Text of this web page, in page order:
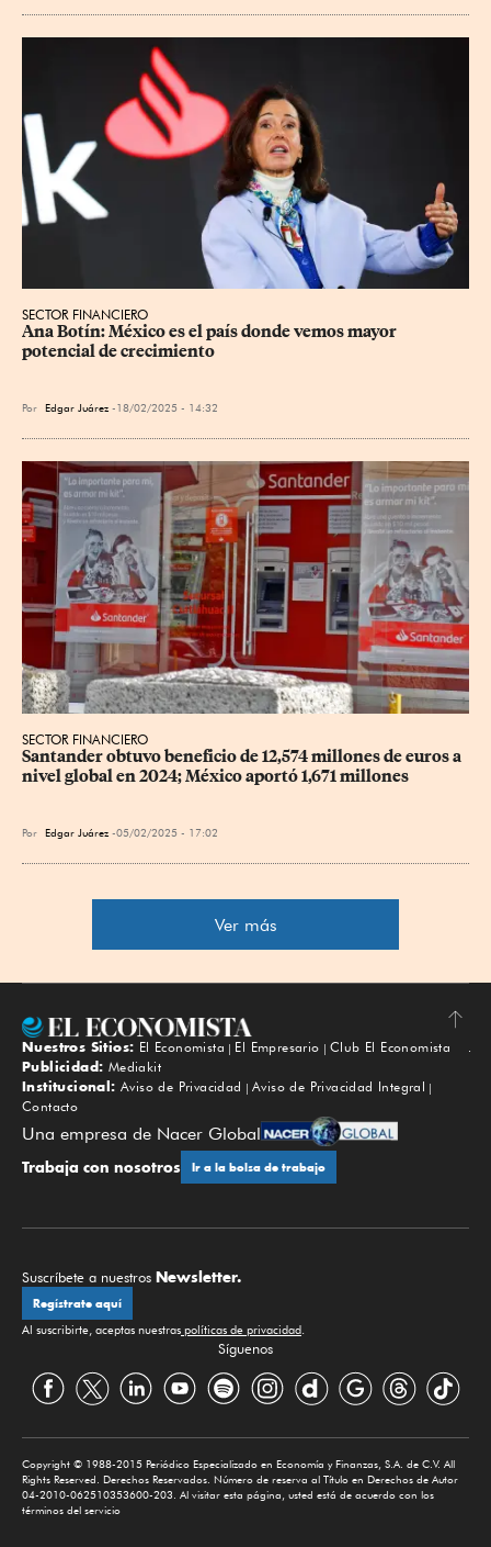
SECTOR FINANCIERO
Ana Botín: México es el país donde vemos mayor
potencial de crecimiento
Por Edgar Juárez 18/02/2025 - 14:32
SECTOR FINANCIERO
Santander obtuvo beneficio de 12,574 millones de euros a
nivel global en 2024; México aportó 1,671 millones
Por Edgar Juárez 05/02/2025 - 17:02
Ver más
Subir
Nuestros Sitios: El Economista El Empresario
Club El Economista
Publicidad: Mediakit
Institucional: Aviso de Privacidad
Aviso de Privacidad Integral
Contacto
Una empresa de Nacer Global
Trabaja con nosotros Ir a la bolsa de trabajo
Suscríbete a nuestros Newsletter.
Regístrate aquí
Al suscribirte, aceptas nuestras políticas de privacidad.
Síguenos
Copyright © 1988-2015 Periódico Especializado en Economía y Finanzas, S.A. de C.V. All
Rights Reserved. Derechos Reservados. Número de reserva al Título en Derechos de Autor
04-2010-062510353600-203. Al visitar esta página, usted está de acuerdo con los
términos del servicio